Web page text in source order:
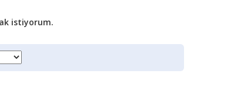
istiyorum.